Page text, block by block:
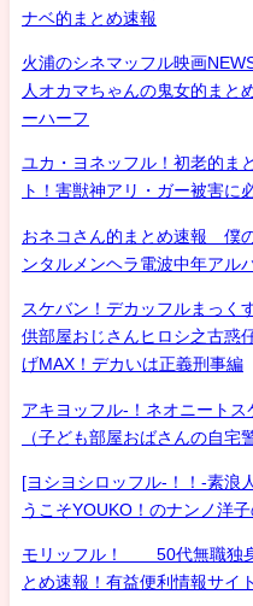
ナベ的まとめ速報
火浦のシネマッフル映画
人オカマちゃんの鬼女的まと
ーハーフ
ユカ・ヨネッフル！初老的ま
ト！害獣神アリ・ガー被害に
おネコさん的まとめ速報 僕
ンタルメンヘラ電波中年アル
スケバン！デカッフルまっく
供部屋おじさんヒロシ之古惑
げMAX！デカいは正義刑事編
アキヨッフル-！ネオニートス
（子ども部屋おばさんの自宅
[ヨシヨシロッフル-！！-素浪
うこそYOUKO！のナンノ洋
モリッフル！ 50代無職独身
とめ速報！有益便利情報サ